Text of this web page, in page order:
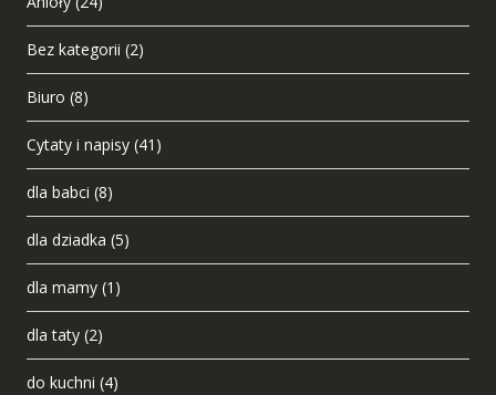
Bez kategorii (2)
Biuro (8)
Cytaty i napisy (41)
dla babci (8)
dla dziadka (5)
dla mamy (1)
dla taty (2)
do kuchni (4)